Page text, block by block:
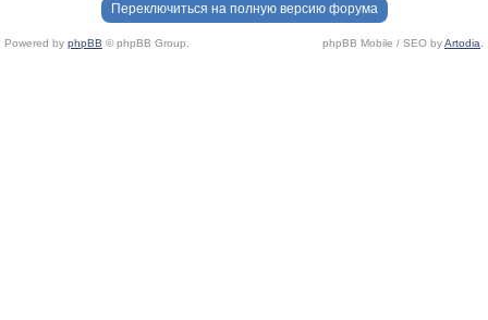
Переключиться на полную версию форума
Powered by phpBB © phpBB Group. phpBB Mobile / SEO byArtodia